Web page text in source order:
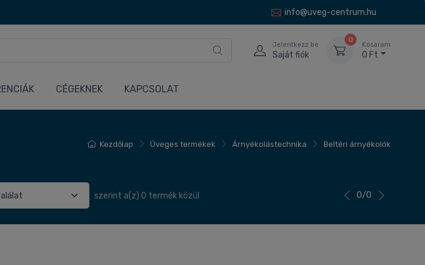
info@uveg-centrum.hu
Jelentkezz be
Saját fiók
0
Kosaram
0 Ft
CÉGEKNEK KAPCSOLAT
Kezdőlap Üveges termékek Árnyékolástechnika Beltéri árnyékolók
szerint a(z) 0 termék közül 0/0